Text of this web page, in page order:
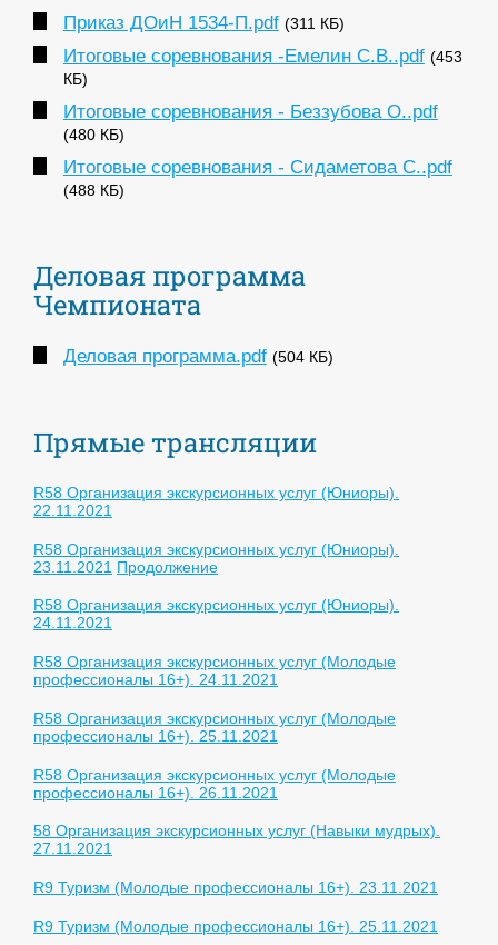
Приказ ДОиН 1534-П.pdf (311 КБ)
Итоговые соревнования -Емелин С.В..pdf (453
КБ)
Итоговые соревнования - Беззубова О..pdf
(480 КБ)
Итоговые соревнования - Сидаметова С..pdf
(488 КБ)
Деловая программа
Чемпионата
Деловая программа.pdf (504 КБ)
Прямые трансляции
R58 Организация экскурсионных услуг (Юниоры).
22.11.2021
R58 Организация экскурсионных услуг (Юниоры).
23.11.2021 Продолжение
R58 Организация экскурсионных услуг (Юниоры).
24.11.2021
R58 Организация экскурсионных услуг (Молодые
профессионалы 16+). 24.11.2021
R58 Организация экскурсионных услуг (Молодые
профессионалы 16+). 25.11.2021
R58 Организация экскурсионных услуг (Молодые
профессионалы 16+). 26.11.2021
58 Организация экскурсионных услуг (Навыки мудрых).
27.11.2021
R9 Туризм (Молодые профессионалы 16+). 23.11.2021
R9 Туризм (Молодые профессионалы 16+). 25.11.2021